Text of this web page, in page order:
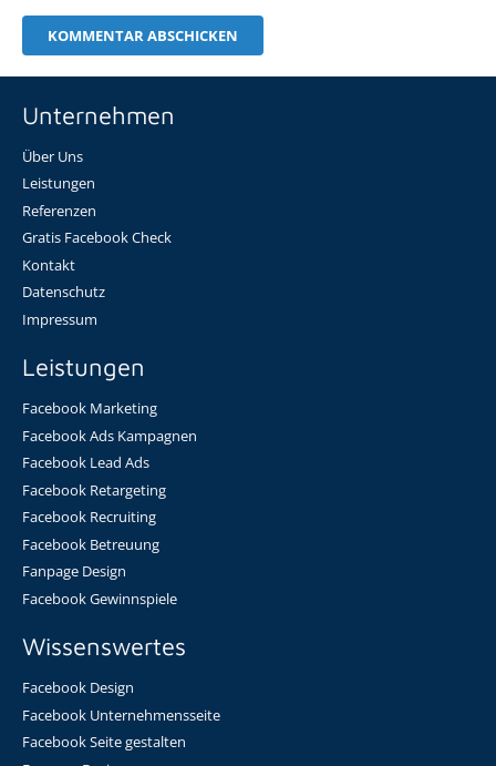
KOMMENTAR ABSCHICKEN
Unternehmen
Über Uns
Leistungen
Referenzen
Gratis Facebook Check
Kontakt
Datenschutz
Impressum
Leistungen
Facebook Marketing
Facebook Ads Kampagnen
Facebook Lead Ads
Facebook Retargeting
Facebook Recruiting
Facebook Betreuung
Fanpage Design
Facebook Gewinnspiele
Wissenswertes
Facebook Design
Facebook Unternehmensseite
Facebook Seite gestalten